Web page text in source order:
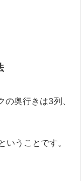
奥行きは3列、
ということです。